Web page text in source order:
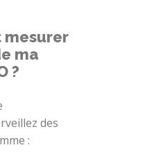
mesurer
ma
?
des
: